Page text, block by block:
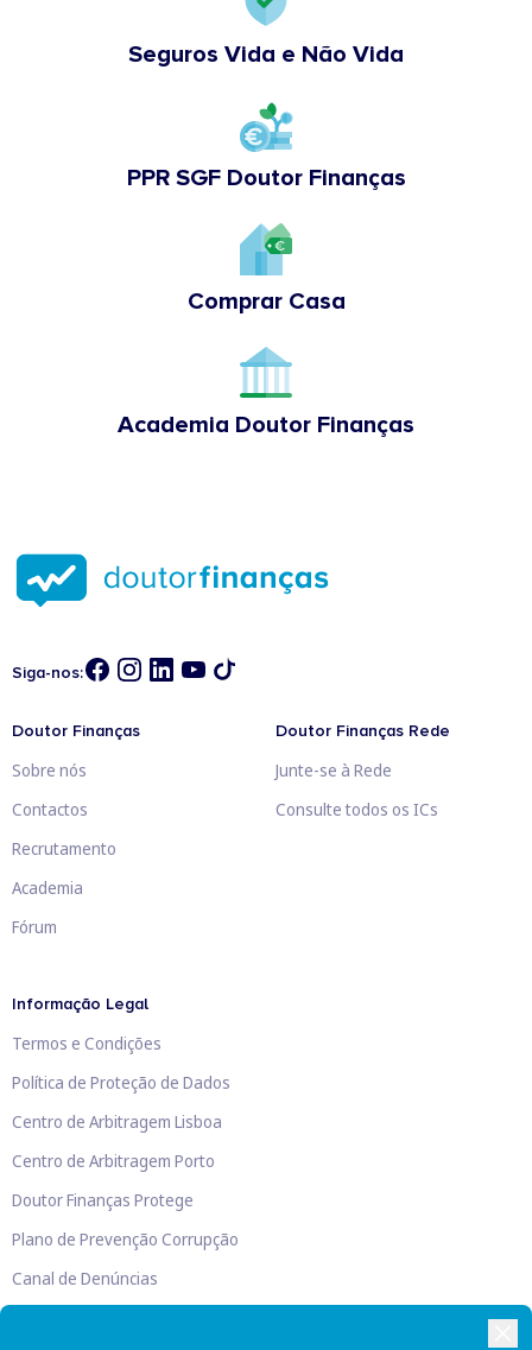
Seguros Vida e Não Vida
PPR SGF Doutor Finanças
Comprar Casa
Academia Doutor Finanças
Siga-nos:
Doutor Finanças
Sobre nós
Contactos
Recrutamento
Academia
Fórum
Doutor Finanças Rede
Junte-se à Rede
Consulte todos os ICs
Informação Legal
Termos e Condições
Política de Proteção de Dados
Centro de Arbitragem Lisboa
Centro de Arbitragem Porto
Doutor Finanças Protege
Plano de Prevenção Corrupção
Canal de Denúncias